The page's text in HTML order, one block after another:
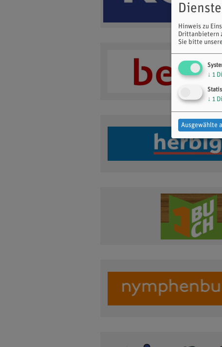
Hinweis zu
Drittanbietern
Sie bitte unsere
↓ 1
↓ 1
Ausgewählte